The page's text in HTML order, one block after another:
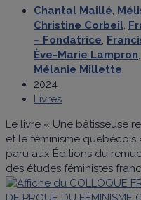
Chantal Maillé,
Christine Corbeil,
– Fondatrice,
Ève-Marie Lampron,
Mélanie Millette
2024
Livres
Le livre « Une bâtisseuse
et le féminisme québécois
paru aux Éditions du
des études féministes